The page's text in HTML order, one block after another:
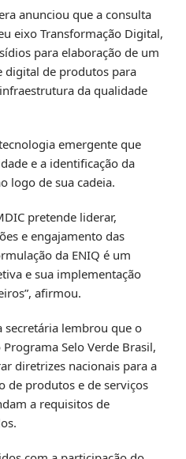
anunciou que a consulta
eixo Transformação Digital,
para elaboração de um
digital de produtos para
da qualidade
emergente que
e a identificação da
logo de sua cadeia.
pretende liderar,
e engajamento das
da ENIQ é um
e sua implementação
afirmou.
lembrou que o
Selo Verde Brasil,
diretrizes nacionais para a
de produtos e de serviços
a requisitos de